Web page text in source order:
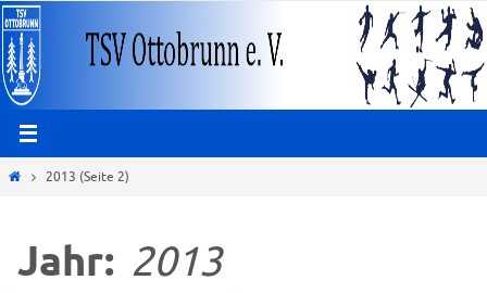
Zum
Inhalt
springen
Start2013 (Seite 2)
Jahr: 2013